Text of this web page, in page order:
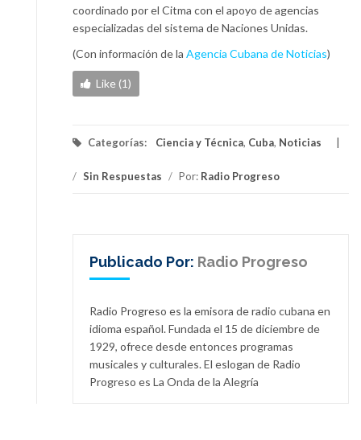
coordinado por el Citma con el apoyo de agencias
especializadas del sistema de Naciones Unidas.
(Con información de la Agencia Cubana de Noticias)
Like (1)
Categorías: Ciencia y Técnica, Cuba, Noticias
/ Sin Respuestas / Por: Radio Progreso
Publicado Por: Radio Progreso
Radio Progreso es la emisora de radio cubana en
idioma español. Fundada el 15 de diciembre de
1929, ofrece desde entonces programas
musicales y culturales. El eslogan de Radio
Progreso es La Onda de la Alegría